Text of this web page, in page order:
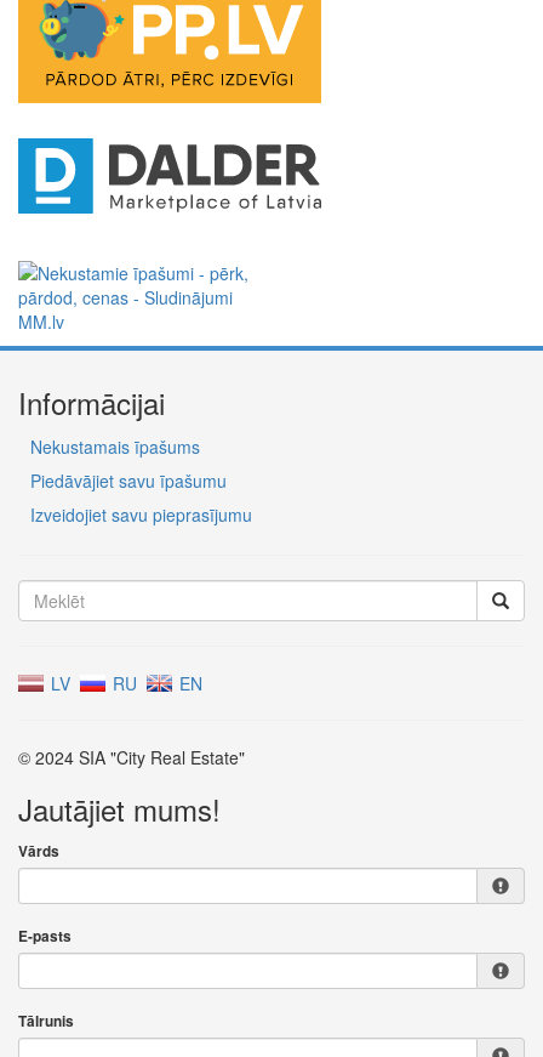
Informācijai
Nekustamais īpašums
Piedāvājiet savu īpašumu
Izveidojiet savu pieprasījumu
LV RU EN
© 2024 SIA "City Real Estate"
Jautājiet mums!
Vārds
E-pasts
Tālrunis